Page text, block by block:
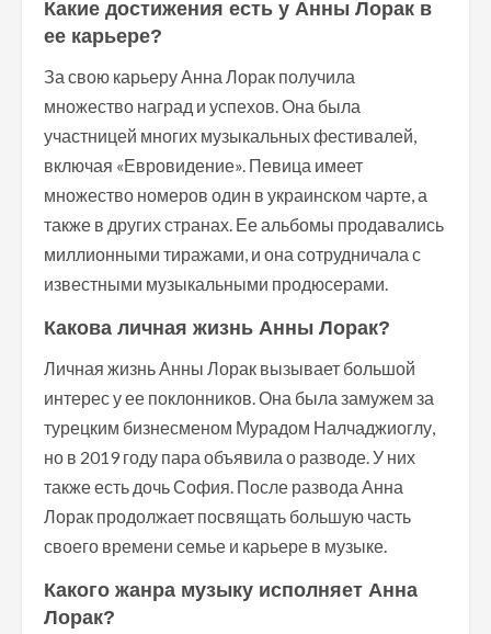
Какие достижения есть у Анны Лорак в
ее карьере?
За свою карьеру Анна Лорак получила
множество наград и успехов. Она была
участницей многих музыкальных фестивалей,
включая «Евровидение». Певица имеет
множество номеров один в украинском чарте, а
также в других странах. Ее альбомы продавались
миллионными тиражами, и она сотрудничала с
известными музыкальными продюсерами.
Какова личная жизнь Анны Лорак?
Личная жизнь Анны Лорак вызывает большой
интерес у ее поклонников. Она была замужем за
турецким бизнесменом Мурадом Налчаджиоглу,
но в 2019 году пара объявила о разводе. У них
также есть дочь София. После развода Анна
Лорак продолжает посвящать большую часть
своего времени семье и карьере в музыке.
Какого жанра музыку исполняет Анна
Лорак?